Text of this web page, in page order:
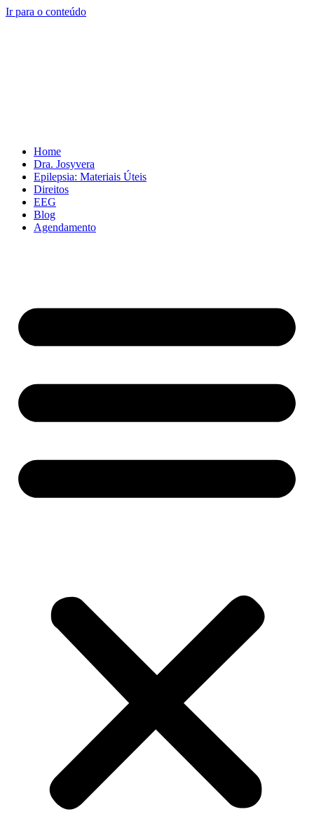
Ir para o conteúdo
Home
Dra. Josyvera
Epilepsia: Materiais Úteis
Direitos
EEG
Blog
Agendamento